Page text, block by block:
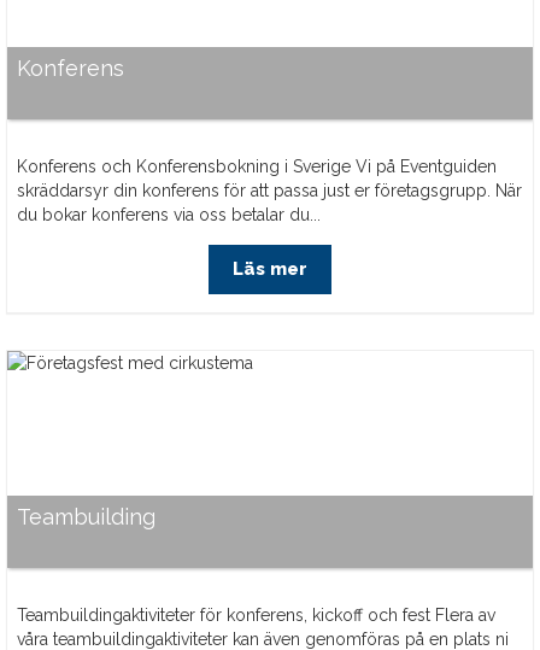
Konferens
Konferens och Konferensbokning i Sverige Vi på Eventguiden
skräddarsyr din konferens för att passa just er företagsgrupp. När
du bokar konferens via oss betalar du...
Läs mer
Teambuilding
Teambuildingaktiviteter för konferens, kickoff och fest Flera av
våra teambuildingaktiviteter kan även genomföras på en plats ni